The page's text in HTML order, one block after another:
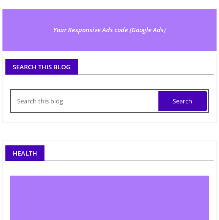
Your Responsive Ads code (Google Ads)
SEARCH THIS BLOG
HEALTH